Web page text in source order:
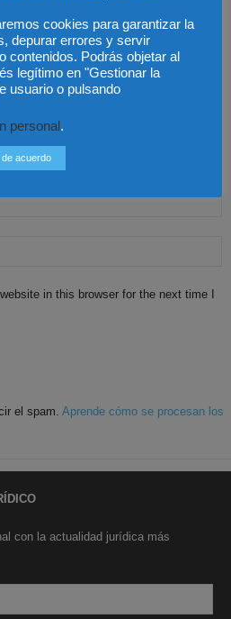
in this browser for the next time I
el spam. Aprende cómo se procesan los
con la actualidad jurídica más
cookies para garantizar la
depurar errores y servir
contenidos. Podrás objetar al
legítimo en "Gestionar la
usuario o pulsando
personal.
de acuerdo